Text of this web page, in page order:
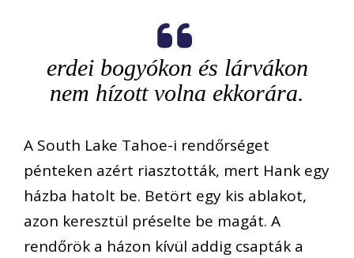
erdei bogyókon és lárvákon
nem hízott volna ekkorára.
A South Lake Tahoe-i rendőrséget
pénteken azért riasztották, mert Hank egy
házba hatolt be. Betört egy kis ablakot,
azon keresztül préselte be magát. A
rendőrök a házon kívül addig csapták a